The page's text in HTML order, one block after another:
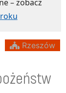
– zobacz
Rzeszów